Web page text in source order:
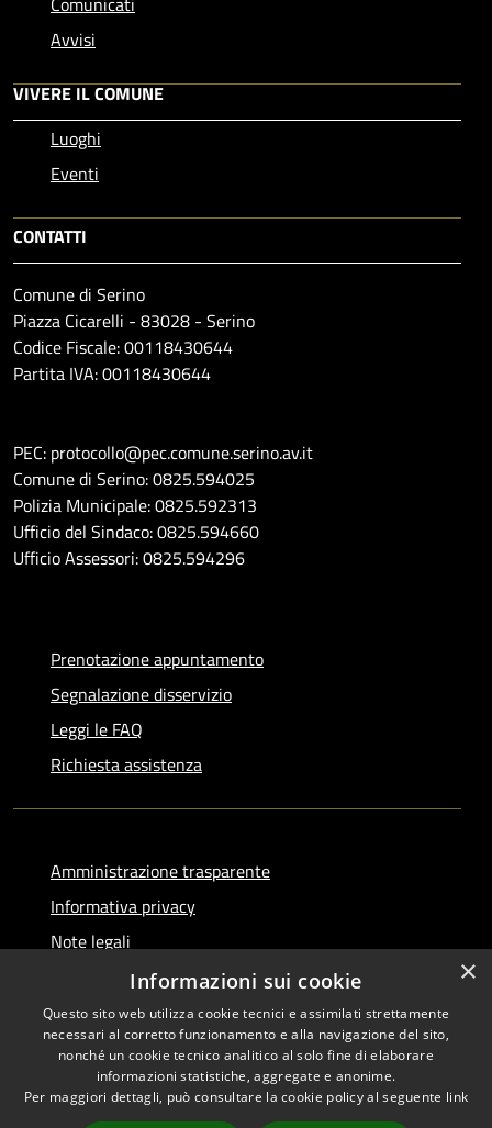
Avvisi
VIVERE IL COMUNE
Luoghi
Eventi
CONTATTI
Comune di Serino
Piazza Cicarelli - 83028 - Serino
Codice Fiscale: 00118430644
Partita IVA: 00118430644
PEC: protocollo@pec.comune.serino.av.it
Comune di Serino: 0825.594025
Polizia Municipale: 0825.592313
Ufficio del Sindaco: 0825.594660
Ufficio Assessori: 0825.594296
Prenotazione appuntamento
Segnalazione disservizio
Leggi le FAQ
Richiesta assistenza
Amministrazione trasparente
Informativa privacy
Note legali
Dichiarazione di accessibilità
RSS
Accessibilità
Copyright © 2026 • Comune di
Serino • Powered by
×
Informazioni sui cookie
Questo sito web utilizza cookie tecnici e assimilati strettamente
necessari al corretto funzionamento e alla navigazione del sito,
nonché un cookie tecnico analitico al solo fine di elaborare
informazioni statistiche, aggregate e anonime.
Per maggiori dettagli, può consultare la cookie policy al seguente link